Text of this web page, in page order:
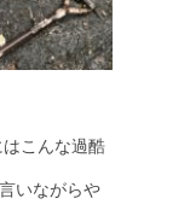
こんな過酷
いながらや